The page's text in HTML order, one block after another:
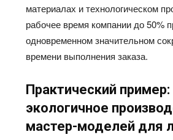
материалах и технологическом
рабочее время компании до 50%
одновременном значительном
времени выполнения заказа.
Практический пример:
экологичное
мастер-моделей для